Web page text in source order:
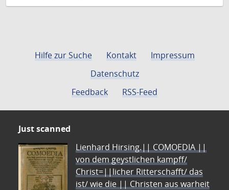
Hilfe zur Suche Kontakt
Impressum
Datenschutz
Feedback
RSS-Feed
Just scanned
Lienhard Hirsing.|| COMOEDIA ||
von dem geystlichen kampff/
Christ=||licher Ritterschafft/ das
ist/ wie die || Christen aus warheit